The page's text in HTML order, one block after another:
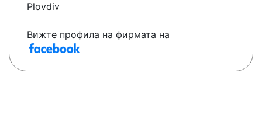
Plovdiv
Вижте профила на фирмата на